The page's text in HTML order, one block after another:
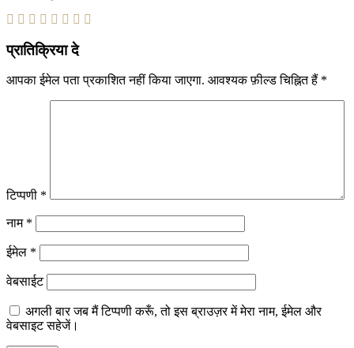
प्रातिक्रिया दे
आपका ईमेल पता प्रकाशित नहीं किया जाएगा. आवश्यक फ़ील्ड चिह्नित हैं *
टिप्पणी *
नाम *
ईमेल *
वेबसाईट
अगली बार जब मैं टिप्पणी करूँ, तो इस ब्राउज़र में मेरा नाम, ईमेल और
वेबसाइट सहेजें।